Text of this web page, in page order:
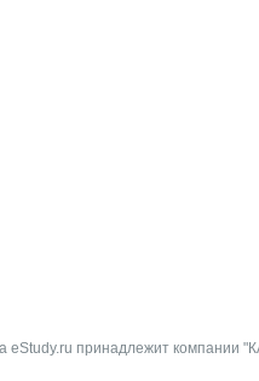
eStudy.ru принадлежит компании